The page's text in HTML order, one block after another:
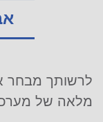
לרשותך מבחר
מלאה של